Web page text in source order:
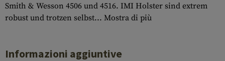
Smith & Wesson 4506 und 4516. IMI Holster sind extrem
robust und trotzen selbst... Mostra di più
Informazioni aggiuntive